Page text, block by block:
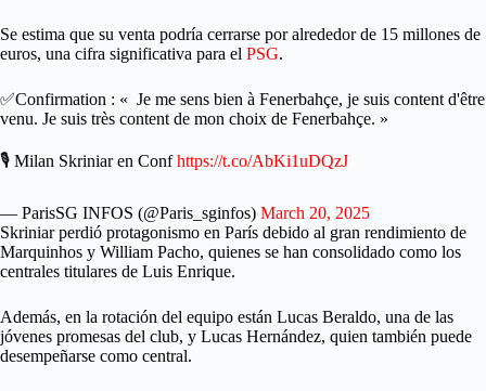
Se estima que su venta podría cerrarse por alrededor de 15 millones de
euros, una cifra significativa para el PSG.
✅Confirmation : « Je me sens bien à Fenerbahçe, je suis content d'être
venu. Je suis très content de mon choix de Fenerbahçe. »
🎙 Milan Skriniar en Confhttps://t.co/AbKi1uDQzJ
— ParisSG INFOS (@Paris_sginfos) March 20, 2025
Skriniar perdió protagonismo en París debido al gran rendimiento de
Marquinhos y William Pacho, quienes se han consolidado como los
centrales titulares de Luis Enrique.
Además, en la rotación del equipo están Lucas Beraldo, una de las
jóvenes promesas del club, y Lucas Hernández, quien también puede
desempeñarse como central.